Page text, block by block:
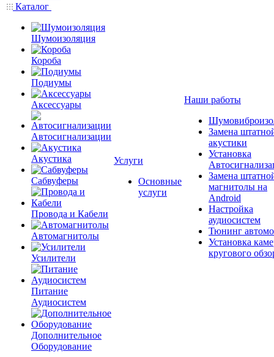
Каталог
Шумоизоляция
Короба
Подиумы
Аксессуары
Автосигнализации
Акустика
Сабвуферы
Провода и Кабели
Автомагнитолы
Усилители
Питание
Аудиосистем
Дополнительное
Оборудование
Услуги
Основные
услуги
Наши работы
Замена
акустики
Установка
Замена
магнитолы на
Android
Настройка
аудиосистем
Тюнинг
Установка
кругового